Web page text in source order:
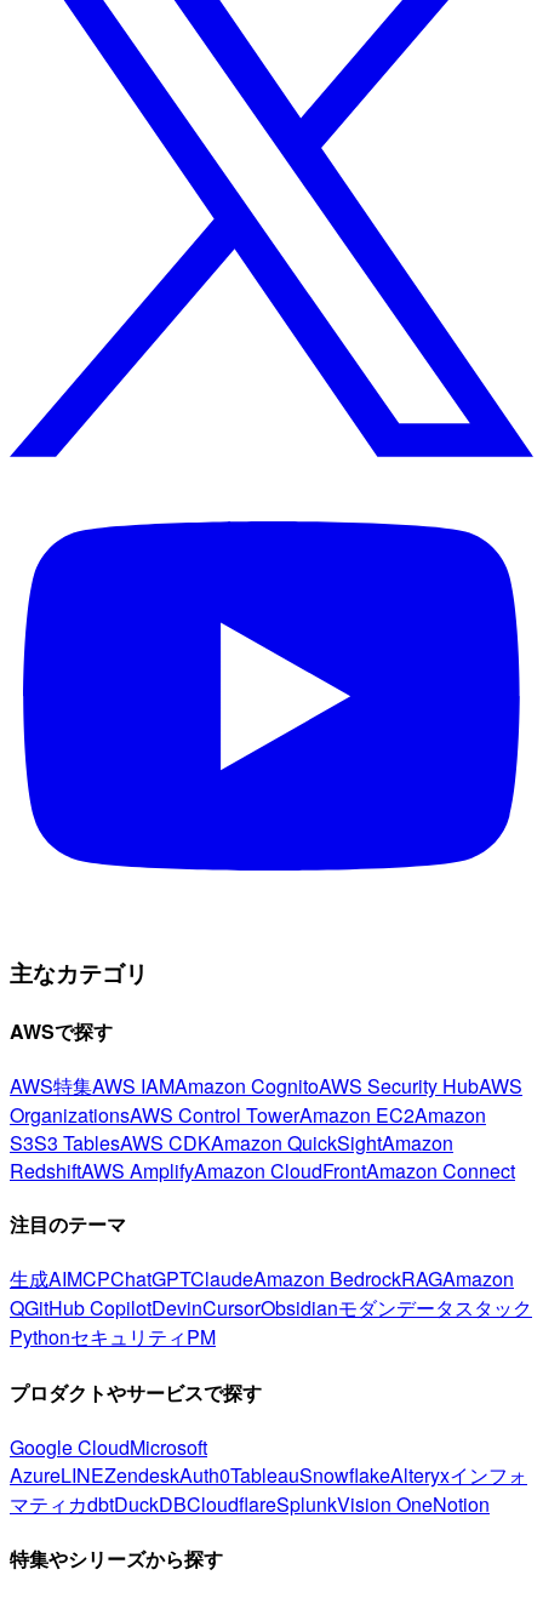
主なカテゴリ
AWSで探す
AWS特集AWS IAMAmazon CognitoAWS Security HubAWS
OrganizationsAWS Control TowerAmazon EC2Amazon
S3S3 TablesAWS CDKAmazon QuickSightAmazon
RedshiftAWS AmplifyAmazon CloudFrontAmazon Connect
注目のテーマ
生成AIMCPChatGPTClaudeAmazon BedrockRAGAmazon
QGitHub CopilotDevinCursorObsidianモダンデータスタック
PythonセキュリティPM
プロダクトやサービスで探す
Google CloudMicrosoft
AzureLINEZendeskAuth0TableauSnowflakeAlteryxインフォ
マティカdbtDuckDBCloudflareSplunkVision OneNotion
特集やシリーズから探す